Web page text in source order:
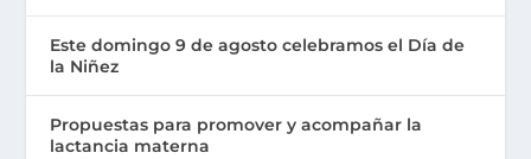
Este domingo 9 de agosto celebramos el Día de
la Niñez
Propuestas para promover y acompañar la
lactancia materna